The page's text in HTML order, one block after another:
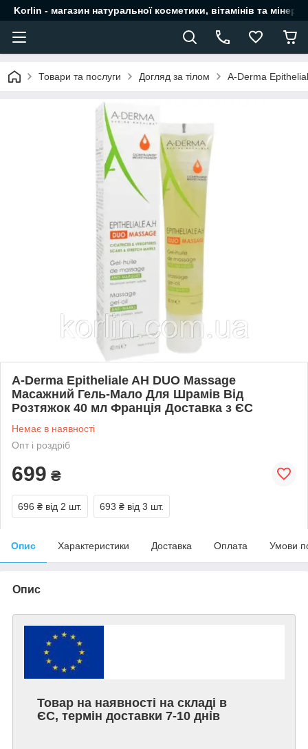
Korlin - магазин натуральної косметики, вітамінів та
Товари та послуги Догляд за тілом A-Derma
A-Derma Epitheliale AH DUO Massage
Масажний Гель-Мало Для Шрамів Від
Розтяжок 40 мл Франція Доставка з ЄС
Немає в наявності
Опт і роздріб
699 ₴
696 ₴ від 2 шт. 693 ₴ від 3 шт.
Опис Характеристики Доставка Оплата Умови
Опис
Товар на наявності на складі в
ЄС, термін доставки 7-10 днів